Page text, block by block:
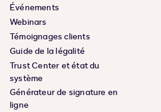
Événements
Webinars
Témoignages clients
Guide de la légalité
Trust Center et état du
système
Générateur de signature en
ligne